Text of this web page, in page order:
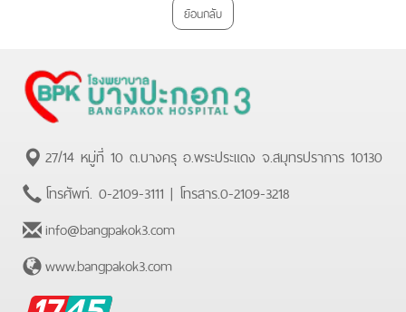
ย้อนกลับ
27/14 หมู่ที่ 10 ต.บางครุ อ.พระประแดง จ.สมุทรปราการ 10130
โทรศัพท์. 0-2109-3111 | โทรสาร.0-2109-3218
info@bangpakok3.com
www.bangpakok3.com